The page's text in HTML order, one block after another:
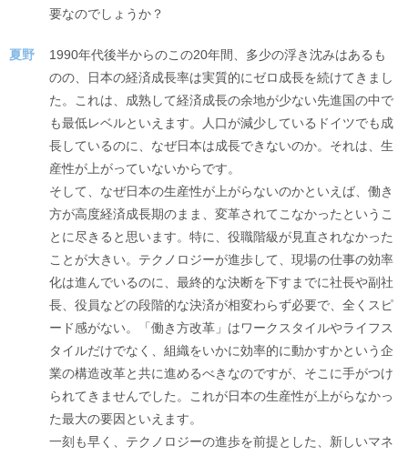
要なのでしょうか？
夏野
1990年代後半からのこの20年間、多少の浮き沈みはあるも
のの、日本の経済成長率は実質的にゼロ成長を続けてきまし
た。これは、成熟して経済成長の余地が少ない先進国の中で
も最低レベルといえます。人口が減少しているドイツでも成
長しているのに、なぜ日本は成長できないのか。それは、生
産性が上がっていないからです。
そして、なぜ日本の生産性が上がらないのかといえば、働き
方が高度経済成長期のまま、変革されてこなかったというこ
とに尽きると思います。特に、役職階級が見直されなかった
ことが大きい。テクノロジーが進歩して、現場の仕事の効率
化は進んでいるのに、最終的な決断を下すまでに社長や副社
長、役員などの段階的な決済が相変わらず必要で、全くスピ
ード感がない。「働き方改革」はワークスタイルやライフス
タイルだけでなく、組織をいかに効率的に動かすかという企
業の構造改革と共に進めるべきなのですが、そこに手がつけ
られてきませんでした。これが日本の生産性が上がらなかっ
た最大の要因といえます。
一刻も早く、テクノロジーの進歩を前提とした、新しいマネ